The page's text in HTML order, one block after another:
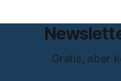
Gratis, aber